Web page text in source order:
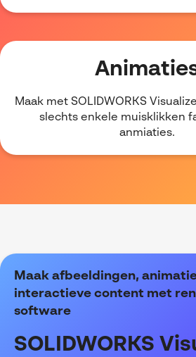
Maak met SOLIDWORKS
slechts enkele muisklikken
anmiaties.
Maak afbeeldingen,
interactieve content met
software
SOLIDWORKS